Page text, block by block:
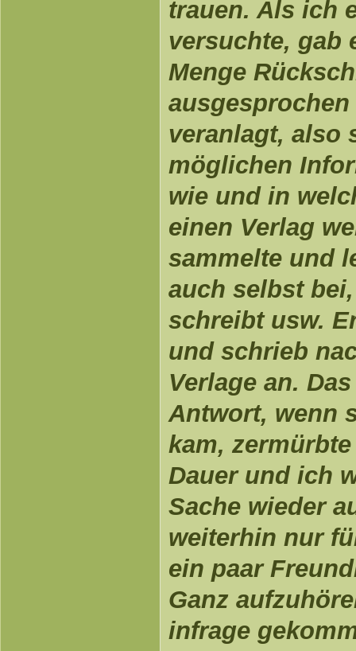
trauen. Als ich
versuchte, gab
Menge
veranlagt, also
möglichen
wie und in
einen Verlag
sammelte und
auch selbst
schreibt usw.
und schrieb
Verlage an.
Antwort, wenn
kam,
Dauer und ich
Sache wieder
weiterhin nur
ein paar
Ganz
infrage